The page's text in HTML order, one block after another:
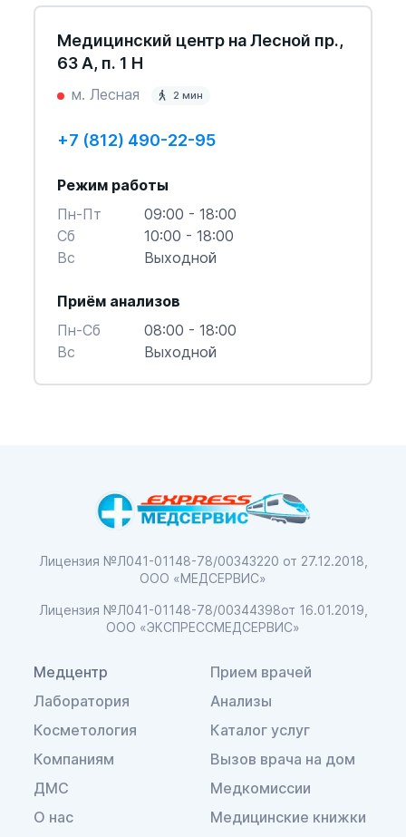
Медицинский центр на Лесной пр.,
63 А, п. 1 Н
м. Лесная 2 мин
+7 (812) 490-22-95
Режим работы
Пн-Пт
09:00 - 18:00
Cб
10:00 - 18:00
Вс
Выходной
Приём анализов
Пн-Cб
08:00 - 18:00
Вс
Выходной
Лицензия №Л041-01148-78/00343220 от 27.12.2018,
ООО «МЕДСЕРВИС»
Лицензия №Л041-01148-78/00344398от 16.01.2019,
ООО «ЭКСПРЕССМЕДСЕРВИС»
Медцентр
Лаборатория
Косметология
Компаниям
ДМС
О нас
Прием врачей
Анализы
Каталог услуг
Вызов врача на дом
Медкомиссии
Медицинские книжки